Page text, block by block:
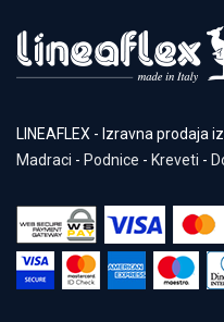
LINEAFLEX - Izravna prodaja
Madraci - Podnice - Kreveti -